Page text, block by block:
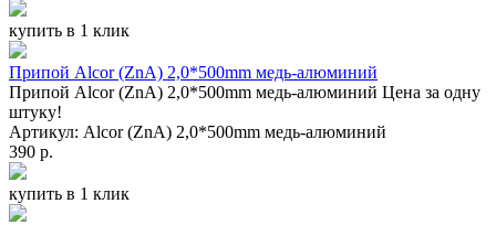
купить в 1 клик
Припой Alcor (ZnA) 2,0*500mm медь-алюминий
Припой Alcor (ZnA) 2,0*500mm медь-алюминий Цена за одну
штуку!
Артикул: Alcor (ZnA) 2,0*500mm медь-алюминий
390 р.
купить в 1 клик